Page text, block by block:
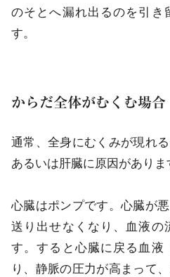
のそとへ漏れ出るのを引き
す。
からだ全体がむくむ場合
通常、全身にむくみが現れ
あるいは肝臓に原因がありま
心臓はポンプです。心臓が
送り出せなくなり、血液の
す。すると心臓に戻る血液
り、静脈の圧力が高まって